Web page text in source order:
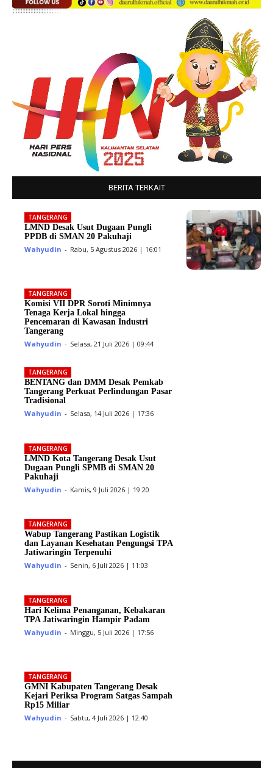
BERITA TERKAIT
TANGERANG
LMND Desak Usut Dugaan Pungli
PPDB di SMAN 20 Pakuhaji
Wahyudin - Rabu, 5 Agustus 2026 | 16:01
TANGERANG
Komisi VII DPR Soroti Minimnya
Tenaga Kerja Lokal hingga
Pencemaran di Kawasan Industri
Tangerang
Wahyudin - Selasa, 21 Juli 2026 | 09:44
TANGERANG
BENTANG dan DMM Desak Pemkab
Tangerang Perkuat Perlindungan Pasar
Tradisional
Wahyudin - Selasa, 14 Juli 2026 | 17:36
TANGERANG
LMND Kota Tangerang Desak Usut
Dugaan Pungli SPMB di SMAN 20
Pakuhaji
Wahyudin - Kamis, 9 Juli 2026 | 19:20
TANGERANG
Wabup Tangerang Pastikan Logistik
dan Layanan Kesehatan Pengungsi TPA
Jatiwaringin Terpenuhi
Wahyudin - Senin, 6 Juli 2026 | 11:03
TANGERANG
Hari Kelima Penanganan, Kebakaran
TPA Jatiwaringin Hampir Padam
Wahyudin - Minggu, 5 Juli 2026 | 17:56
TANGERANG
GMNI Kabupaten Tangerang Desak
Kejari Periksa Program Satgas Sampah
Rp15 Miliar
Wahyudin - Sabtu, 4 Juli 2026 | 12:40